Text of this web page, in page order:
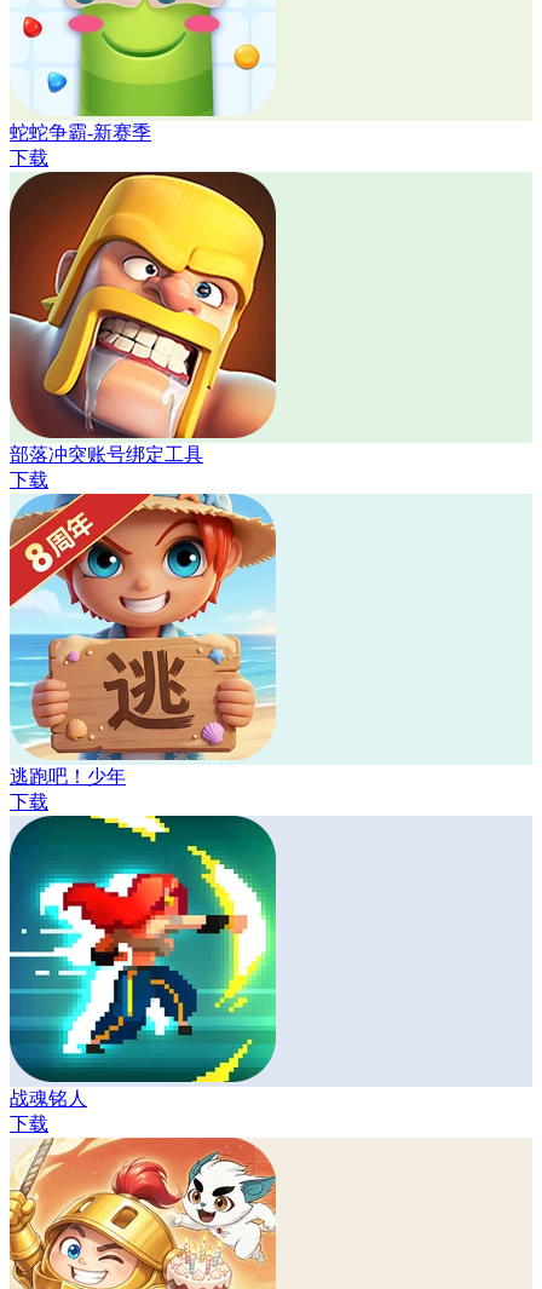
蛇蛇争霸-新赛季
下载
部落冲突账号绑定工具
下载
逃跑吧！少年
下载
战魂铭人
下载